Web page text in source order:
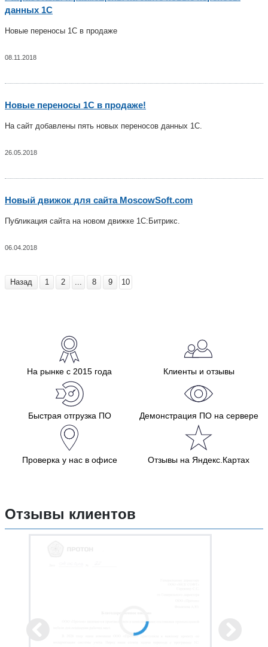
данных 1С
Новые переносы 1С в продаже
08.11.2018
Новые переносы 1С в продаже!
На сайт добавлены пять новых переносов данных 1С.
26.05.2018
Новый движок для сайта MoscowSoft.com
Публикация сайта на новом движке 1С:Битрикс.
06.04.2018
Назад 1 2 ... 8 9 10
На рынке с 2015 года Клиенты и отзывы
Быстрая отгрузка ПО Демонстрация ПО на сервере
Проверка у нас в офисе Отзывы на Яндекс.Картах
Отзывы клиентов